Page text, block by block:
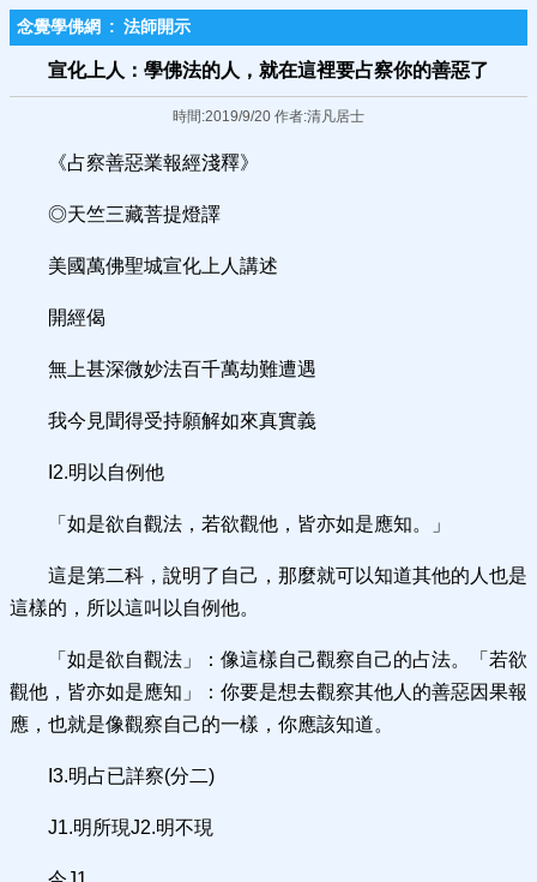
念覺學佛網 : 法師開示
宣化上人：學佛法的人，就在這裡要占察你的善惡了
時間:2019/9/20 作者:清凡居士
《占察善惡業報經淺釋》
◎天竺三藏菩提燈譯
美國萬佛聖城宣化上人講述
開經偈
無上甚深微妙法百千萬劫難遭遇
我今見聞得受持願解如來真實義
I2.明以自例他
「如是欲自觀法，若欲觀他，皆亦如是應知。」
這是第二科，說明了自己，那麼就可以知道其他的人也是
這樣的，所以這叫以自例他。
「如是欲自觀法」：像這樣自己觀察自己的占法。「若欲
觀他，皆亦如是應知」：你要是想去觀察其他人的善惡因果報
應，也就是像觀察自己的一樣，你應該知道。
I3.明占已詳察(分二)
J1.明所現J2.明不現